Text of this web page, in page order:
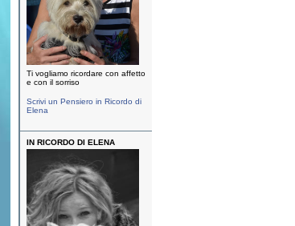
Ti vogliamo ricordare con affetto
e con il sorriso
Scrivi un Pensiero in Ricordo di
Elena
IN RICORDO DI ELENA